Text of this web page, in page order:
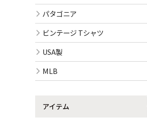
パタゴニア
ビンテージ Tシャツ
USA製
MLB
アイテム